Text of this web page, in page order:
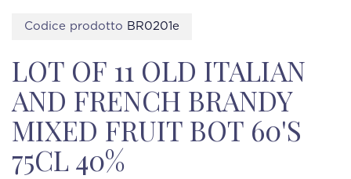
Codice prodotto BR0201e
LOT OF 11 OLD ITALIAN
AND FRENCH BRANDY
MIXED FRUIT BOT 60'S
75CL 40%